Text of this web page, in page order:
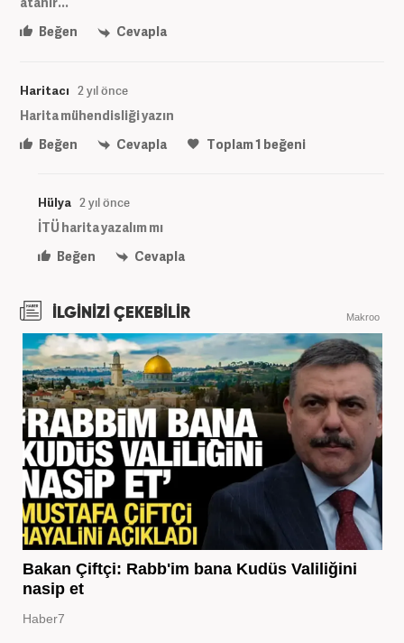
Beğen
Cevapla
Haritacı 2 yıl önce
Harita mühendisliği yazın
Beğen
Cevapla Toplam1 beğeni
Hülya 2 yıl önce
İTÜ harita yazalım mı
Beğen
Cevapla
İLGİNİZİ ÇEKEBİLİR Makroo
Bakan Çiftçi: Rabb'im bana Kudüs Valiliğini
nasip et
Haber7